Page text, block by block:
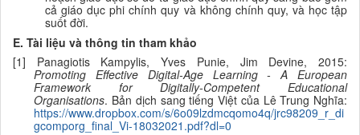
cả giáo dục phi chính quy và không chính quy, và học tập
suốt đời.
E. Tài liệu và thông tin tham khảo
[1] Panagiotis Kampylis, Yves Punie, Jim Devine, 2015:
Promoting Effective Digital-Age Learning - A European
Framework for Digitally-Competent Educational
Organisations. Bản dịch sang tiếng Việt của Lê Trung Nghĩa:
https://www.dropbox.com/s/6o09lzdmcqomo4q/jrc98209_r_di
gcomporg_final_Vi-18032021.pdf?dl=0